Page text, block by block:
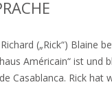
(„Rick“) Blaine
Américain“ ist und
Casablanca. Rick hat